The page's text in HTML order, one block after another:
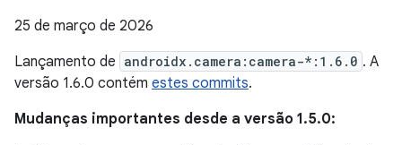
25 de março de 2026
Lançamento de androidx.camera:camera-*:1.6.0 . A
versão 1.6.0 contém estes commits.
Mudanças importantes desde a versão 1.5.0: